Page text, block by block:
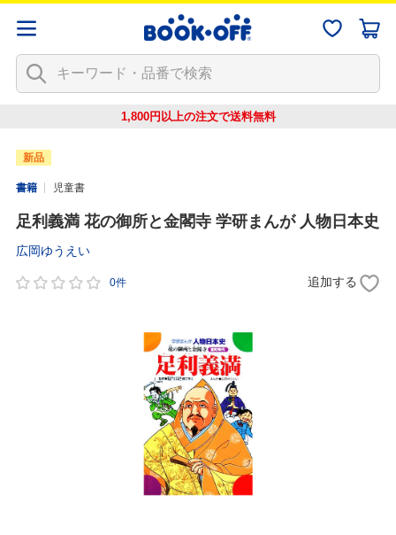
1,800円以上の注文で送料無料
新品
書籍 児童書
足利義満 花の御所と金閣寺 学研まんが 人物日本史
広岡ゆうえい
0件 追加する